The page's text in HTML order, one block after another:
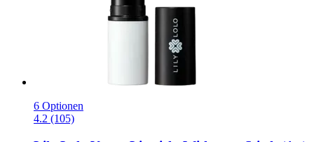
6 Optionen
4.2 (105)